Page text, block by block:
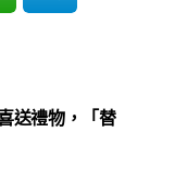
送禮物，「替